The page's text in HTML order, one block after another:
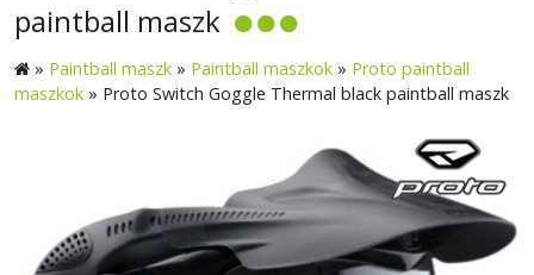
paintball maszk
» Paintball maszk » Paintball maszkok » Proto paintball
maszkok » Proto Switch Goggle Thermal black paintball maszk